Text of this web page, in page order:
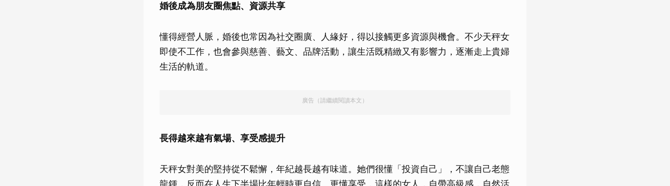
婚後成為朋友圈焦點、資源共享
懂得經營人脈，婚後也常因為社交圈廣、人緣好，得以接觸更多資源與機會。不少天秤女
即使不工作，也會參與慈善、藝文、品牌活動，讓生活既精緻又有影響力，逐漸走上貴婦
生活的軌道。
廣告（請繼續閱讀本文）
長得越來越有氣場、享受感提升
天秤女對美的堅持從不鬆懈，年紀越長越有味道。她們很懂「投資自己」，不讓自己老態